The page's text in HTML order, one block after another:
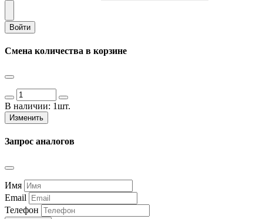
Войти
Смена количества в корзине
В наличии: 1шт.
Изменить
Запрос аналогов
Имя
Email
Телефон